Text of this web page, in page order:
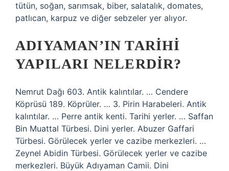
tütün, soğan, sarımsak, biber, salatalık, domates,
patlıcan, karpuz ve diğer sebzeler yer alıyor.
ADIYAMAN’IN TARIHI
YAPILARI NELERDIR?
Nemrut Dağı 603. Antik kalıntılar. … Cendere
Köprüsü 189. Köprüler. … 3. Pirin Harabeleri. Antik
kalıntılar. … Perre antik kenti. Tarihi yerler. … Saffan
Bin Muattal Türbesi. Dini yerler. Abuzer Gaffari
Türbesi. Görülecek yerler ve cazibe merkezleri. …
Zeynel Abidin Türbesi. Görülecek yerler ve cazibe
merkezleri. Büyük Adıyaman Camii. Dini